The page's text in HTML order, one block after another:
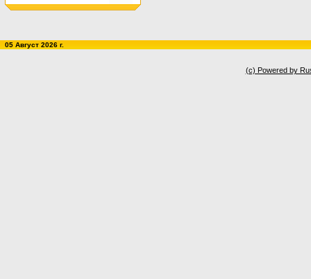
05 Август 2026 г.
(c) Powered by